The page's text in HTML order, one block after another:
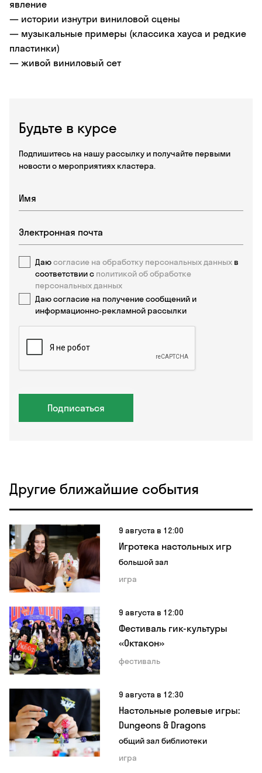
Будьте в курсе
Подпишитесь на нашу рассылку и получайте первыми
новости о мероприятиях кластера.
Даюсогласие на обработку персональных данных в
соответствии с политикой об обработке
персональных данных
Даю согласие на получение сообщений и
информационно-рекламной рассылки
Подписаться
явление
— истории изнутри виниловой сцены
— музыкальные примеры (классика хауса и редкие
пластинки)
— живой виниловый сет
Другие ближайшие события
9 августа в 12:00
Игротека настольных игр
большой зал
игра
9 августа в 12:00
Фестиваль гик-культуры
«Октакон»
фестиваль
9 августа в 12:30
Настольные ролевые игры:
Dungeons & Dragons
общий зал библиотеки
игра